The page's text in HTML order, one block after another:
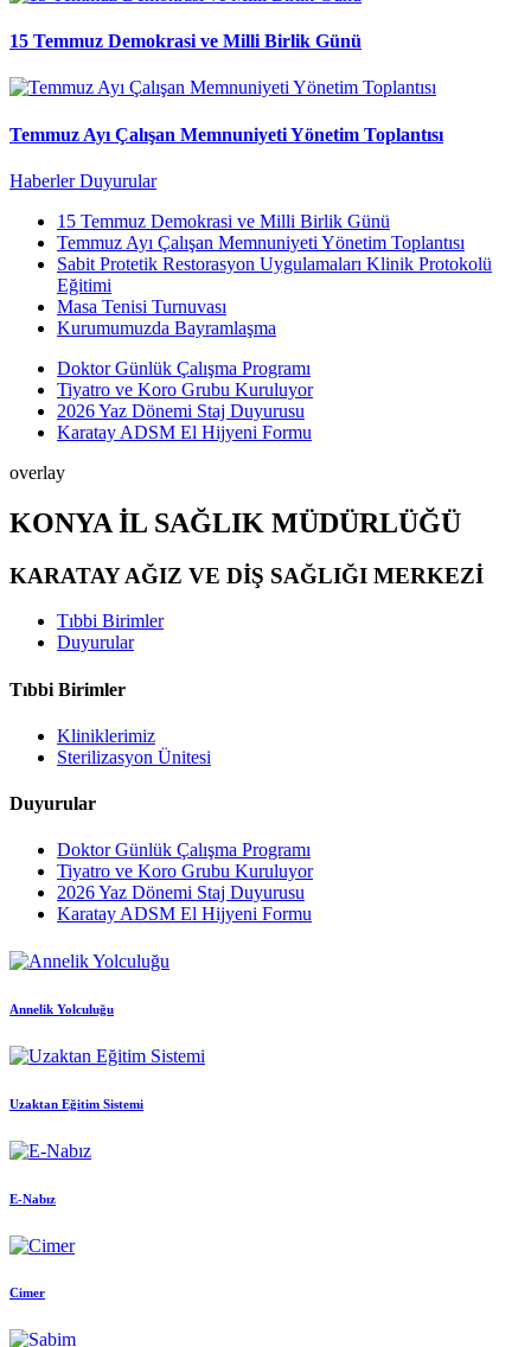
15 Temmuz Demokrasi ve Milli Birlik Günü
Temmuz Ayı Çalışan Memnuniyeti Yönetim Toplantısı
HaberlerDuyurular
15 Temmuz Demokrasi ve Milli Birlik Günü
Temmuz Ayı Çalışan Memnuniyeti Yönetim Toplantısı
Sabit Protetik Restorasyon Uygulamaları Klinik Protokolü
Eğitimi
Masa Tenisi Turnuvası
Kurumumuzda Bayramlaşma
Doktor Günlük Çalışma Programı
Tiyatro ve Koro Grubu Kuruluyor
2026 Yaz Dönemi Staj Duyurusu
Karatay ADSM El Hijyeni Formu
overlay
KONYA İL SAĞLIK MÜDÜRLÜĞÜ
KARATAY AĞIZ VE DİŞ SAĞLIĞI MERKEZİ
Tıbbi Birimler
Duyurular
Tıbbi Birimler
Kliniklerimiz
Sterilizasyon Ünitesi
Duyurular
Doktor Günlük Çalışma Programı
Tiyatro ve Koro Grubu Kuruluyor
2026 Yaz Dönemi Staj Duyurusu
Karatay ADSM El Hijyeni Formu
Annelik Yolculuğu
Uzaktan Eğitim Sistemi
E-Nabız
Cimer